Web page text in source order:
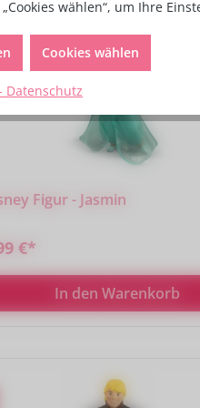
Figur - Jasmin
€*
In den Warenkorb
wählen“, um Ihre
Cookies wählen
Datenschutz